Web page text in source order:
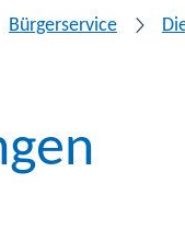
Bürgerservice